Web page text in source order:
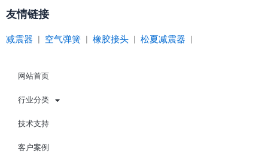
友情链接
减震器 空气弹簧 橡胶接头 松夏减震器
网站首页
行业分类
技术支持
客户案例